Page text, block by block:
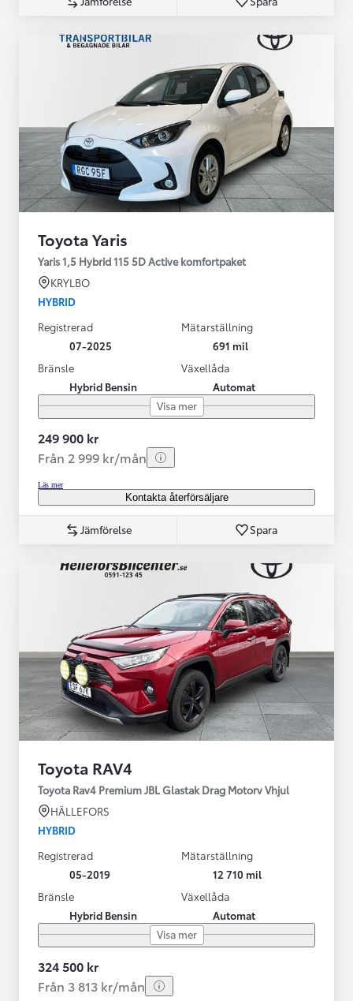
Toyota Yaris
Yaris 1,5 Hybrid 115 5D Active komfortpaket
KRYLBO
HYBRID
Registrerad
07-2025
Mätarställning
691 mil
Bränsle
Hybrid Bensin
Växellåda
Automat
Visa mer
249 900 kr
Från 2 999 kr/mån
Läs mer
Kontakta återförsäljare
Jämförelse Spara
Toyota RAV4
Toyota Rav4 Premium JBL Glastak Drag Motorv Vhjul
HÄLLEFORS
HYBRID
Registrerad
05-2019
Mätarställning
12 710 mil
Bränsle
Hybrid Bensin
Växellåda
Automat
Visa mer
324 500 kr
Från 3 813 kr/mån